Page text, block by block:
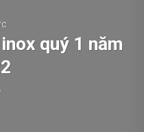
quý 1 năm